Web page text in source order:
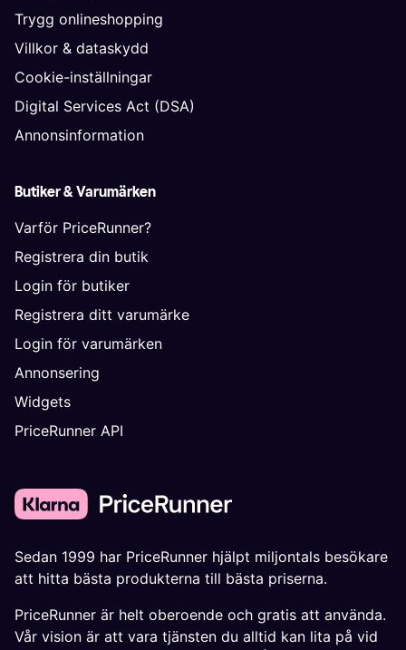
Trygg onlineshopping
Villkor & dataskydd
Cookie-inställningar
Digital Services Act (DSA)
Annonsinformation
Butiker & Varumärken
Varför PriceRunner?
Registrera din butik
Login för butiker
Registrera ditt varumärke
Login för varumärken
Annonsering
Widgets
PriceRunner API
Sedan 1999 har PriceRunner hjälpt miljontals besökare
att hitta bästa produkterna till bästa priserna.
PriceRunner är helt oberoende och gratis att använda.
Vår vision är att vara tjänsten du alltid kan lita på vid